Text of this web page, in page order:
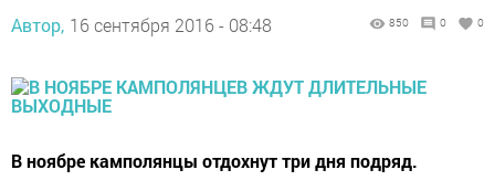
Автор, 16 сентября 2016 - 08:48 850 0 0
В ноябре камполянцы отдохнут три дня подряд.